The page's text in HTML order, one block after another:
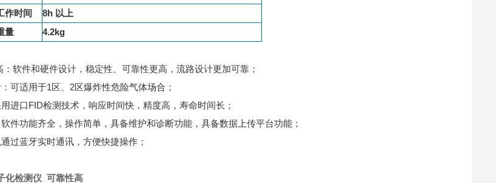
作时间
8h 以上
量
4.2kg
：软件和硬件设计，稳定性、可靠性更高，流路设计更加可靠；
可适用于1区、2区爆炸性危险气体场合；
进口FID检测技术，响应时间快，精度高，寿命时间长；
件功能齐全，操作简单，具备维护和诊断功能，具备数据上传平台功能；
过蓝牙实时通讯，方便快捷操作；
化检测仪 可靠性高